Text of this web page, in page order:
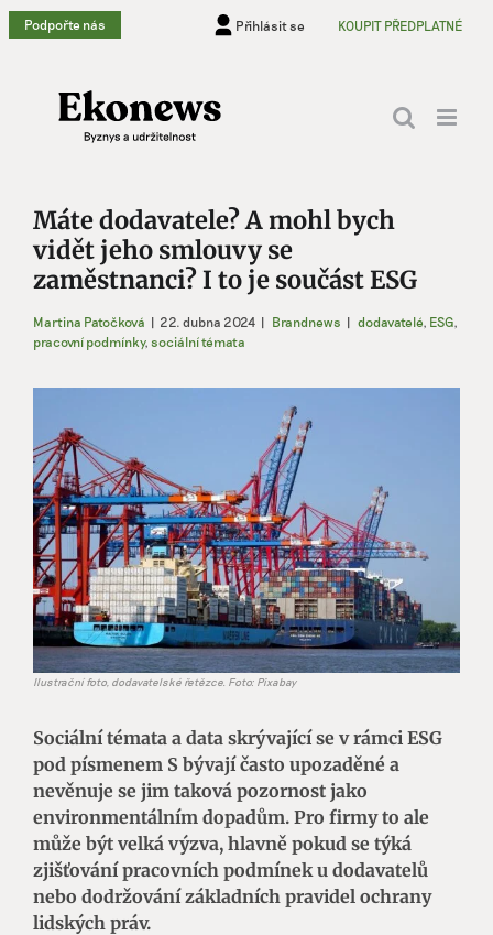
Přeskočit
na
Podpořte nás Přihlásit se KOUPIT PŘEDPLATNÉ
Máte dodavatele? A mohl bych
vidět jeho smlouvy se
zaměstnanci? I to je součást ESG
Martina Patočková | 22. dubna 2024 | Brandnews | dodavatelé, ESG,
pracovní podmínky, sociální témata
větší
obrázek
Ilustrační foto, dodavatelské řetězce. Foto: Pixabay
Sociální témata a data skrývající se v rámci ESG
pod písmenem S bývají často upozaděné a
nevěnuje se jim taková pozornost jako
environmentálním dopadům. Pro firmy to ale
může být velká výzva, hlavně pokud se týká
zjišťování pracovních podmínek u dodavatelů
nebo dodržování základních pravidel ochrany
lidských práv.